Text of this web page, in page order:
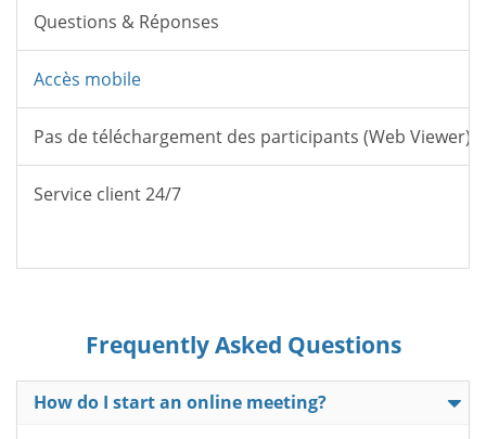
Questions & Réponses
Accès mobile
Pas de téléchargement des participants (Web Viewer)
Service client 24/7
Frequently Asked Questions
How do I start an online meeting?